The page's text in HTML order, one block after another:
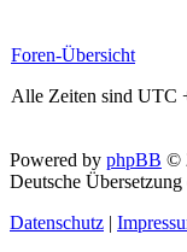
Foren-Übersicht
Alle Zeiten sind UTC
Powered by phpBB ©
Deutsche Übersetzung
Datenschutz |